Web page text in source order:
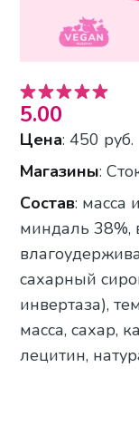
5.00
Цена: 450 руб.
Магазины:
Состав: масса
миндаль 38%,
сахарный
инвертаза),
масса, сахар,
лецитин,